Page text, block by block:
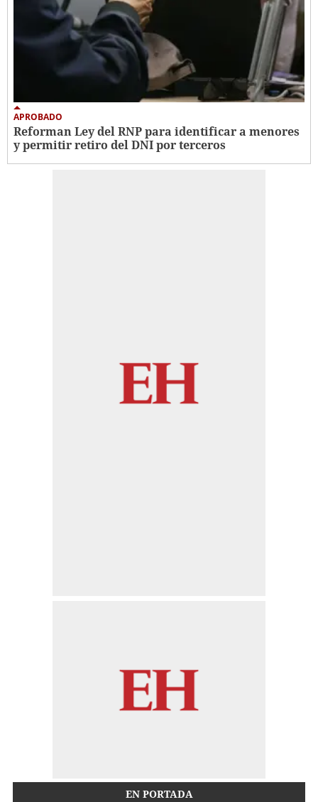
APROBADO
Reforman Ley del RNP para identificar a menores
y permitir retiro del DNI por terceros
EN PORTADA